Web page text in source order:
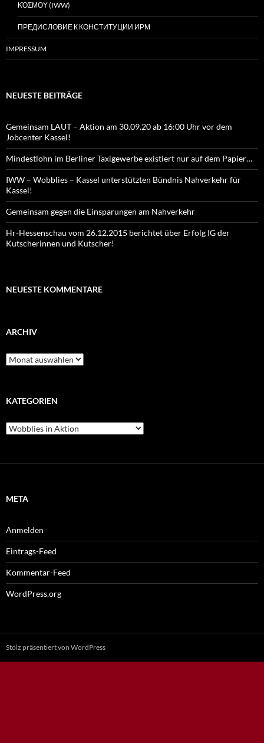
ΚΌΣΜΟΥ (IWW)
ПРЕДИСЛОВИЕ К КОНСТИТУЦИИ ИРМ
IMPRESSUM
NEUESTE BEITRÄGE
Gemeinsam LAUT – Aktion am 30.09.20 ab 16:00 Uhr vor dem
Jobcenter Kassel!
Mindestlohn im Berliner Taxigewerbe existiert nur auf dem Papier…
IWW – Wobblies – Kassel unterstützten Bündnis Nahverkehr für
Kassel!
Gemeinsam gegen die Einsparungen am Nahverkehr
Hr-Hessenschau vom 26.12.2015 berichtet über Erfolg IG der
Kutscherinnen und Kutscher!
NEUESTE KOMMENTARE
ARCHIV
Archiv
KATEGORIEN
Kategorien
META
Anmelden
Eintrags-Feed
Kommentar-Feed
WordPress.org
Stolz präsentiert von WordPress